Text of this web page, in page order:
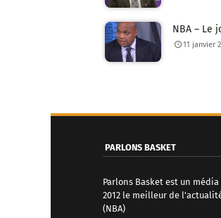
NBA – Le
11 janvier
a
v
g
PARLONS BASKET
Parlons Basket est un
2012 le meilleur de
(NBA)